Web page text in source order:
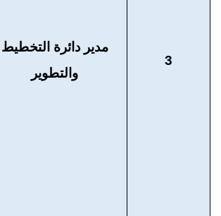
3
مدير دائرة التخطيط
والتطوير